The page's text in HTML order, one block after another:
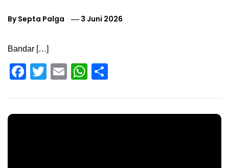
BySepta Palga 3 Juni 2026
Bandar […]
Facebook
Twitter
EmailWhatsApp